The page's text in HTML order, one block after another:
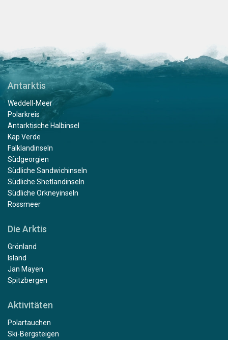
Antarktis
Weddell-Meer
Polarkreis
Antarktische Halbinsel
Kap Verde
Falklandinseln
Südgeorgien
Südliche Sandwichinseln
Südliche Shetlandinseln
Südliche Orkneyinseln
Rossmeer
Die Arktis
Grönland
Island
Jan Mayen
Spitzbergen
Aktivitäten
Polartauchen
Ski-Bergsteigen